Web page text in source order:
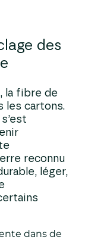
des
la fibre de
les cartons.
reconnu
léger,
dans de